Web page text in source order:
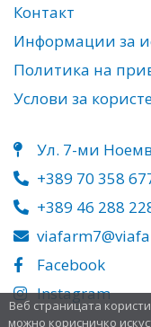
Веб страницата
можно корисничко
Контакт
Информации за
Политика на
Услови за
Ул. 7-ми
+389 70 358
+389 46 288
Facebook
Instagram